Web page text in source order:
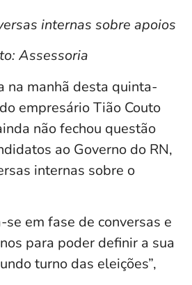
internas sobre apoios
Assessoria
na manhã desta quinta-
empresário Tião Couto
não fechou questão
ao Governo do RN,
internas sobre o
se em fase de conversas e
para poder definir a sua
turno das eleições”,